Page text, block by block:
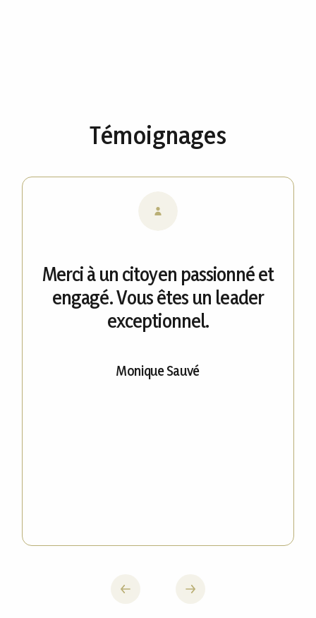
Témoignages
Merci à un citoyen passionné et
engagé. Vous êtes un leader
exceptionnel.
Monique Sauvé
Précédent